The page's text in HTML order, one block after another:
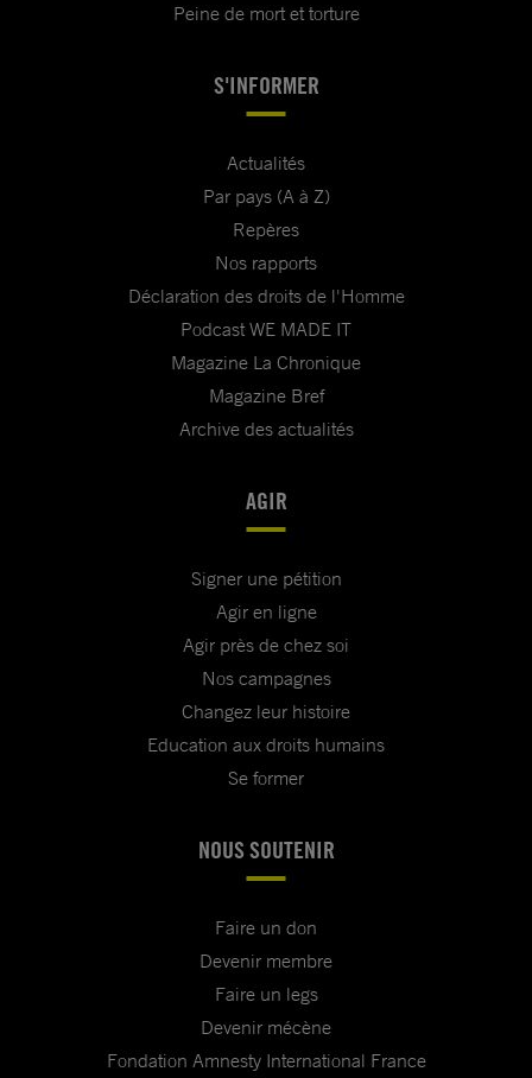
Peine de mort et torture
S'INFORMER
Actualités
Par pays (A à Z)
Repères
Nos rapports
Déclaration des droits de l'Homme
Podcast WE MADE IT
Magazine La Chronique
Magazine Bref
Archive des actualités
AGIR
Signer une pétition
Agir en ligne
Agir près de chez soi
Nos campagnes
Changez leur histoire
Education aux droits humains
Se former
NOUS SOUTENIR
Faire un don
Devenir membre
Faire un legs
Devenir mécène
Fondation Amnesty International France